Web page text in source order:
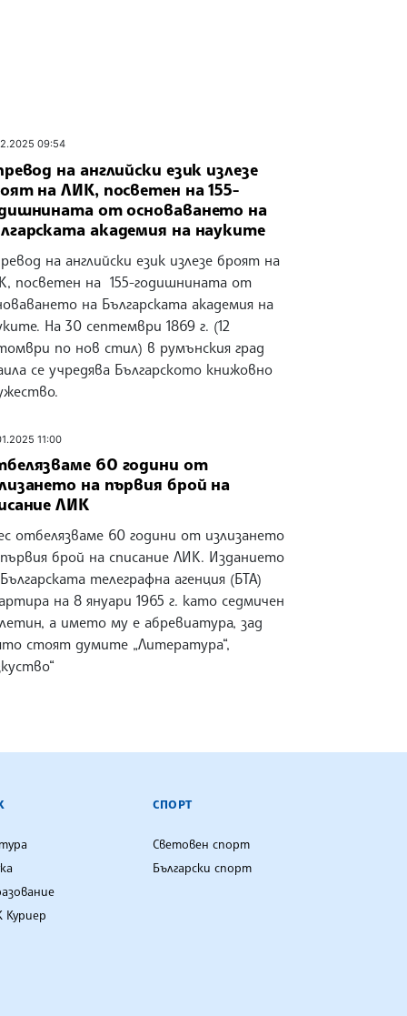
09:54
на английски език излезе
на ЛИК, посветен на 155-
от основаването на
академия на науките
на английски език излезе броят на
посветен на 155-годишнината от
на Българската академия на
На 30 септември 1869 г. (12
по нов стил) в румънския град
се учредява Българското книжовно
11:00
60 години от
на първия брой на
ЛИК
отбелязваме 60 години от излизането
брой на списание ЛИК. Изданието
телеграфна агенция (БТА)
на 8 януари 1965 г. като седмичен
а името му е абревиатура, зад
стоят думите „Литература“,
Куриер
СПОРТ
Световен спорт
Български спорт